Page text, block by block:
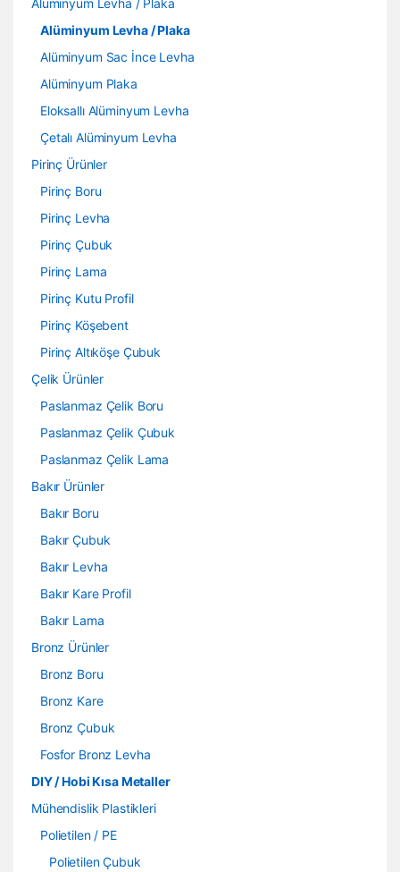
Alüminyum Levha / Plaka
Alüminyum Levha / Plaka
Alüminyum Sac İnce Levha
Alüminyum Plaka
Eloksallı Alüminyum Levha
Çetalı Alüminyum Levha
Pirinç Ürünler
Pirinç Boru
Pirinç Levha
Pirinç Çubuk
Pirinç Lama
Pirinç Kutu Profil
Pirinç Köşebent
Pirinç Altıköşe Çubuk
Çelik Ürünler
Paslanmaz Çelik Boru
Paslanmaz Çelik Çubuk
Paslanmaz Çelik Lama
Bakır Ürünler
Bakır Boru
Bakır Çubuk
Bakır Levha
Bakır Kare Profil
Bakır Lama
Bronz Ürünler
Bronz Boru
Bronz Kare
Bronz Çubuk
Fosfor Bronz Levha
DIY / Hobi Kısa Metaller
Mühendislik Plastikleri
Polietilen / PE
Polietilen Çubuk